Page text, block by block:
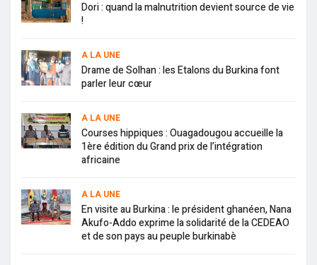
Dori : quand la malnutrition devient source de vie
!
A LA UNE
Drame de Solhan : les Etalons du Burkina font
parler leur cœur
A LA UNE
Courses hippiques : Ouagadougou accueille la
1ère édition du Grand prix de l’intégration
africaine
A LA UNE
En visite au Burkina : le président ghanéen, Nana
Akufo-Addo exprime la solidarité de la CEDEAO
et de son pays au peuple burkinabè